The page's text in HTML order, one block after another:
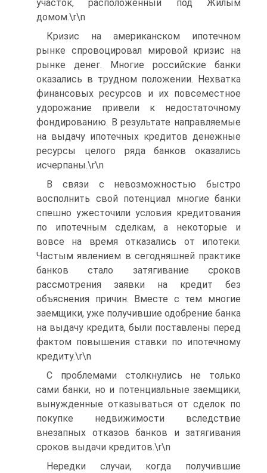
участок, расположенный под Жилым
домом.\r\n
Кризис на американском ипотечном
рынке спровоцировал мировой кризис на
рынке денег. Многие российские банки
оказались в трудном положении. Нехватка
финансовых ресурсов и их повсеместное
удорожание привели к недостаточному
фондированию. В результате направляемые
на выдачу ипотечных кредитов денежные
ресурсы целого ряда банков оказались
исчерпаны.\r\n
В связи с невозможностью быстро
восполнить свой потенциал многие банки
спешно ужесточили условия кредитования
по ипотечным сделкам, а некоторые и
вовсе на время отказались от ипотеки.
Частым явлением в сегодняшней практике
банков стало затягивание сроков
рассмотрения заявки на кредит без
объяснения причин. Вместе с тем многие
заемщики, уже получившие одобрение банка
на выдачу кредита, были поставлены перед
фактом повышения ставки по ипотечному
кредиту.\r\n
С проблемами столкнулись не только
сами банки, но и потенциальные заемщики,
вынужденные отказываться от сделок по
покупке недвижимости вследствие
внезапных отказов банков и затягивания
сроков выдачи кредитов.\r\n
Нередки случаи, когда получившие